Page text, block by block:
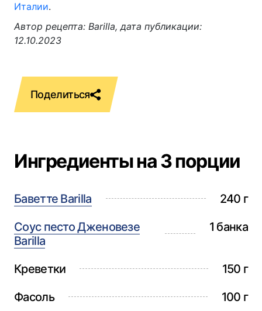
Италии.
Автор рецепта: Barilla, дата публикации:
12.10.2023
Ингредиенты на 3 порции
Баветте Barilla
240 г
Соус песто Дженовезе
Barilla
1 банка
Креветки
150 г
Фасоль
100 г